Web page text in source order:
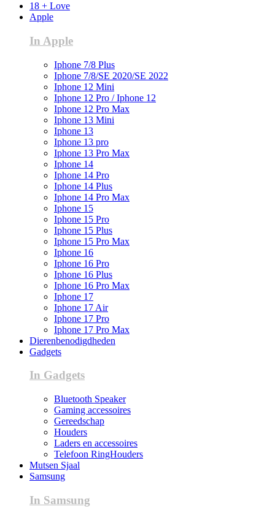
18 + Love
Apple
In Apple
Iphone 7/8 Plus
Iphone 7/8/SE 2020/SE 2022
Iphone 12 Mini
Iphone 12 Pro / Iphone 12
Iphone 12 Pro Max
Iphone 13 Mini
Iphone 13
Iphone 13 pro
Iphone 13 Pro Max
Iphone 14
Iphone 14 Pro
Iphone 14 Plus
Iphone 14 Pro Max
Iphone 15
Iphone 15 Pro
Iphone 15 Plus
Iphone 15 Pro Max
Iphone 16
Iphone 16 Pro
Iphone 16 Plus
Iphone 16 Pro Max
Iphone 17
Iphone 17 Air
Iphone 17 Pro
Iphone 17 Pro Max
Dierenbenodigdheden
Gadgets
In Gadgets
Bluetooth Speaker
Gaming accessoires
Gereedschap
Houders
Laders en accessoires
Telefoon RingHouders
Mutsen Sjaal
Samsung
In Samsung